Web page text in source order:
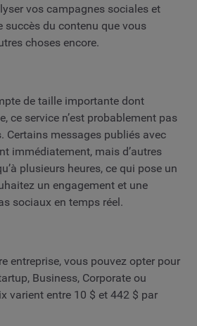
vos campagnes sociales et
succès du contenu que vous
choses encore.
de taille importante dont
ce service n’est probablement pas
Certains messages publiés avec
immédiatement, mais d’autres
plusieurs heures, ce qui pose un
un engagement et une
sociaux en temps réel.
entreprise, vous pouvez opter pour
Business, Corporate ou
varient entre 10 $ et 442 $ par